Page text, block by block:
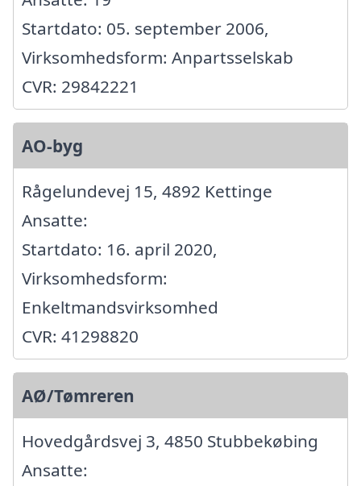
Startdato: 05. september 2006,
Virksomhedsform: Anpartsselskab
CVR: 29842221
AO-byg
Rågelundevej 15, 4892 Kettinge
Ansatte:
Startdato: 16. april 2020,
Virksomhedsform:
Enkeltmandsvirksomhed
CVR: 41298820
AØ/Tømreren
Hovedgårdsvej 3, 4850 Stubbekøbing
Ansatte: